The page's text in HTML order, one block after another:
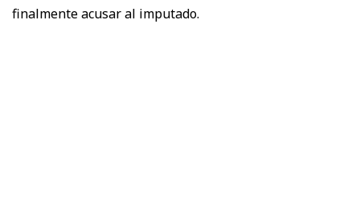
finalmente acusar al imputado.